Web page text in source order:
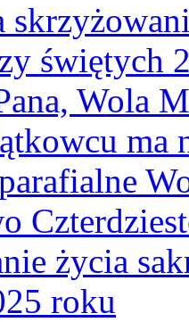
świętych
Wola
ma
życia
roku